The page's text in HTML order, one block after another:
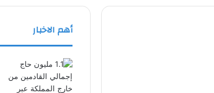
أهم الاخبار